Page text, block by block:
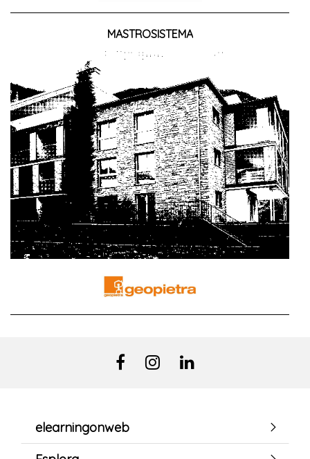
MASTROSISTEMA
elearningonweb